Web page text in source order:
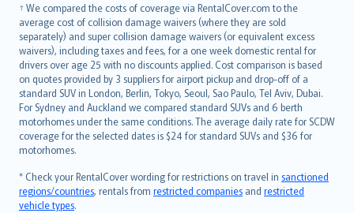
† We compared the costs of coverage via RentalCover.com to the
average cost of collision damage waivers (where they are sold
separately) and super collision damage waivers (or equivalent excess
waivers), including taxes and fees, for a one week domestic rental for
drivers over age 25 with no discounts applied. Cost comparison is based
on quotes provided by 3 suppliers for airport pickup and drop-off of a
standard SUV in London, Berlin, Tokyo, Seoul, Sao Paulo, Tel Aviv, Dubai.
For Sydney and Auckland we compared standard SUVs and 6 berth
motorhomes under the same conditions. The average daily rate for SCDW
coverage for the selected dates is $24 for standard SUVs and $36 for
motorhomes.
* Check your RentalCover wording for restrictions on travel in sanctioned
regions/countries, rentals from restricted companies and restricted
vehicle types.